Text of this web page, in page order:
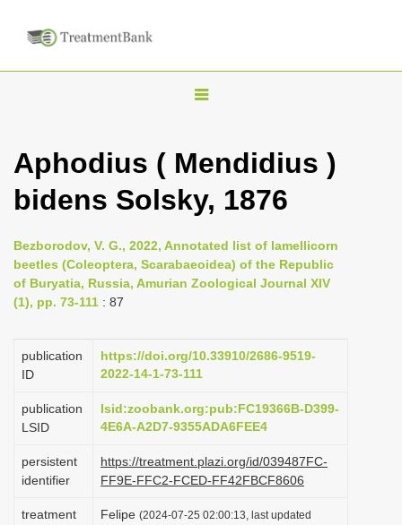
T
g
l
e
n
a
g
a
i
n
Aphodius ( Mendidius )
bidens Solsky, 1876
Bezborodov, V. G., 2022, Annotated list of lamellicorn
beetles (Coleoptera, Scarabaeoidea) of the Republic
of Buryatia, Russia, Amurian Zoological Journal XIV
(1), pp. 73-111 : 87
publication
ID
https://doi.org/10.33910/2686-9519-
2022-14-1-73-111
publication
LSID
lsid:zoobank.org:pub:FC19366B-D399-
4E6A-A2D7-9355ADA6FEE4
persistent
identifier
https://treatment.plazi.org/id/039487FC-
FF9E-FFC2-FCED-FF42FBCF8606
treatment
Felipe (2024-07-25 02:00:13, last updated